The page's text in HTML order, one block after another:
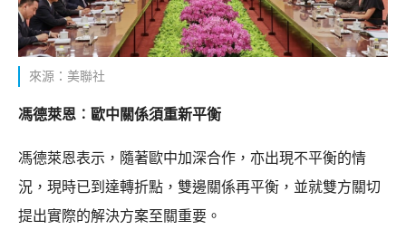
來源：美聯社
馮德萊恩︰歐中關係須重新平衡
馮德萊恩表示，隨著歐中加深合作，亦出現不平衡的情
況，現時已到達轉折點，雙邊關係再平衡，並就雙方關切
提出實際的解決方案至關重要。